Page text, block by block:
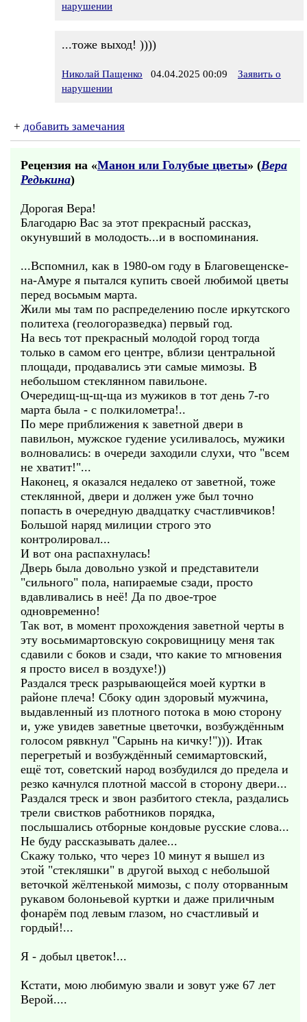
нарушении
...тоже выход! ))))
Николай Пащенко 04.04.2025 00:09
Заявить о
нарушении
+ добавить замечания
Рецензия на «Манон или Голубые цветы» (Вера
Редькина)
Дорогая Вера!
Благодарю Вас за этот прекрасный рассказ,
окунувший в молодость...и в воспоминания.
...Вспомнил, как в 1980-ом году в Благовещенске-
на-Амуре я пытался купить своей любимой цветы
перед восьмым марта.
Жили мы там по распределению после иркутского
политеха (геологоразведка) первый год.
На весь тот прекрасный молодой город тогда
только в самом его центре, вблизи центральной
площади, продавались эти самые мимозы. В
небольшом стеклянном павильоне.
Очередищ-щ-щ-ща из мужиков в тот день 7-го
марта была - с полкилометра!..
По мере приближения к заветной двери в
павильон, мужское гудение усиливалось, мужики
волновались: в очереди заходили слухи, что "всем
не хватит!"...
Наконец, я оказался недалеко от заветной, тоже
стеклянной, двери и должен уже был точно
попасть в очередную двадцатку счастливчиков!
Большой наряд милиции строго это
контролировал...
И вот она распахнулась!
Дверь была довольно узкой и представители
"сильного" пола, напираемые сзади, просто
вдавливались в неё! Да по двое-трое
одновременно!
Так вот, в момент прохождения заветной черты в
эту восьмимартовскую сокровищницу меня так
сдавили с боков и сзади, что какие то мгновения
я просто висел в воздухе!))
Раздался треск разрывающейся моей куртки в
районе плеча! Сбоку один здоровый мужчина,
выдавленный из плотного потока в мою сторону
и, уже увидев заветные цветочки, возбуждённым
голосом рявкнул "Сарынь на кичку!"))). Итак
перегретый и возбуждённый семимартовский,
ещё тот, советский народ возбудился до предела и
резко качнулся плотной массой в сторону двери...
Раздался треск и звон разбитого стекла, раздались
трели свистков работников порядка,
послышались отборные кондовые русские слова...
Не буду рассказывать далее...
Скажу только, что через 10 минут я вышел из
этой "стекляшки" в другой выход с небольшой
веточкой жёлтенькой мимозы, с полу оторванным
рукавом болоньевой куртки и даже приличным
фонарём под левым глазом, но счастливый и
гордый!...
Я - добыл цветок!...
Кстати, мою любимую звали и зовут уже 67 лет
Верой....